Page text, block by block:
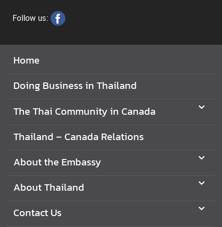
V
s
i
i
T
a
l
n
Follow us:
Home
Doing Business in Thailand
The Thai Community in Canada
Thailand – Canada Relations
About the Embassy
About Thailand
Contact Us